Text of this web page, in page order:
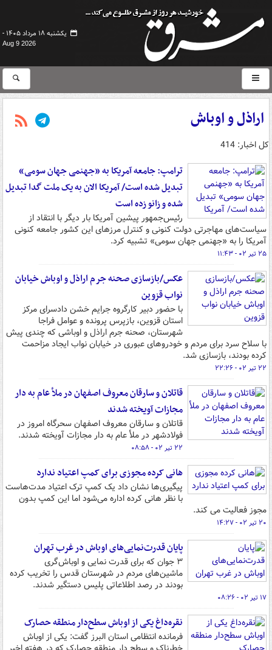
یکشنبه ۱۸ مرداد ۱۴۰۵ -
Aug 9 2026
اراذل و اوباش
کل اخبار: 414
ترامپ: جامعه آمریکا به «جهنمی جهان سومی»
تبدیل شده است/ آمریکا الان به یک ملت گدا تبدیل
شده و زانو زده است
رئیس‌جمهور پیشین آمریکا بار دیگر با انتقاد از
سیاست‌های مهاجرتی دولت کنونی و کنترل مرزهای این کشور جامعه کنونی
آمریکا را به «جهنمی جهان سومی» تشبیه کرد.
۲۵ تیر ۰۲ - ۱۱:۴۳
عکس/بازسازی صحنه جرم اراذل و اوباش خیابان
نواب قزوین
با حضور دبیر کارگروه جرایم خشن دادسرای مرکز
استان قزوین، بازپرس پرونده و عوامل فراجا
شهرستان، صحنه جرم اراذل و اوباشی که چندی پیش
با سلاح سرد برای مردم و خودروهای عبوری در خیابان نواب ایجاد مزاحمت
کرده بودند، بازسازی شد.
۲۲ تیر ۰۲ - ۲۲:۲۶
قاتلان و سارقان معروف اصفهان در ملأ عام به دار
مجازات آویخته شدند
قاتلان و سارقان معروف اصفهان سحرگاه امروز در
فولادشهر در ملأ عام به دار مجازات آویخته شدند.
۲۲ تیر ۰۲ - ۰۸:۵۸
هانی کرده مجوزی برای کمپ اعتیاد ندارد
پیگیری‌ها نشان داد یک کمپ ترک اعتیاد مدت‌هاست
با نظر هانی کرده اداره می‌شود اما این کمپ بدون
مجوز فعالیت می کند.
۲۰ تیر ۰۲ - ۱۴:۲۷
پایان قدرت‌نمایی‌های اوباش در غرب تهران
۳ جوان که برای قدرت نمایی و اوباش‌گری
ماشین‌های مردم در شهرستان قدس را تخریب کرده
بودند در رصد اطلاعاتی پلیس دستگیر شدند.
۱۷ تیر ۰۲ - ۰۸:۲۶
نقره‌داغ یکی از اوباش سطح‌دار منطقه حصارک
فرمانده انتظامی استان البرز گفت: یکی از اوباش